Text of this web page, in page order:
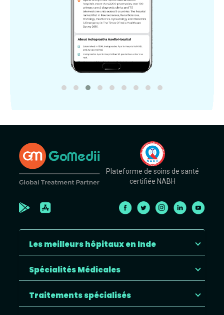
Plateforme de soins de santé
certifiée NABH
Les meilleurs hôpitaux en Inde
Spécialités Médicales
Traitements spécialisés